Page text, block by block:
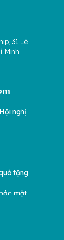
31 Lê
Minh
nghị
tặng
mật